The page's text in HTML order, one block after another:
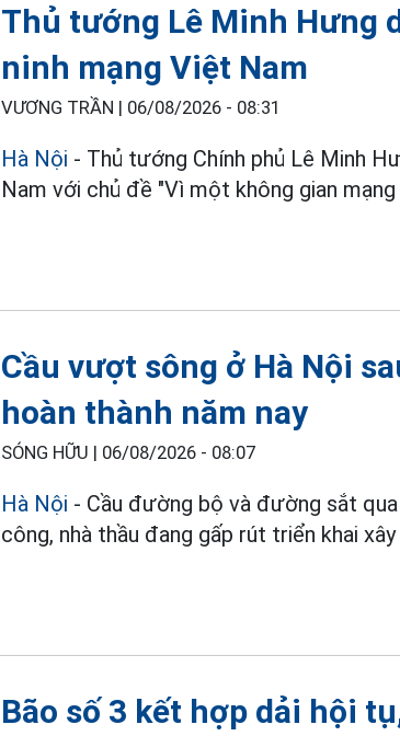
Thủ tướng Lê Minh Hưng
ninh mạng Việt Nam
VƯƠNG TRẦN | 06/08/2026 - 08:31
Hà Nội - Thủ tướng Chính phủ Lê Minh
Nam với chủ đề "Vì một không gian
Cầu vượt sông ở Hà Nội
hoàn thành năm nay
SÓNG HỮU | 06/08/2026 - 08:07
Hà Nội - Cầu đường bộ và đường sắt
công, nhà thầu đang gấp rút triển khai
Bão số 3 kết hợp dải hội